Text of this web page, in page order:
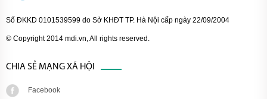
Số ĐKKD 0101539599 do Sở KHĐT TP. Hà Nội cấp ngày 22/09/2004
© Copyright 2014 mdi.vn, All rights reserved.
CHIA SẺ MẠNG XÃ HỘI
Facebook